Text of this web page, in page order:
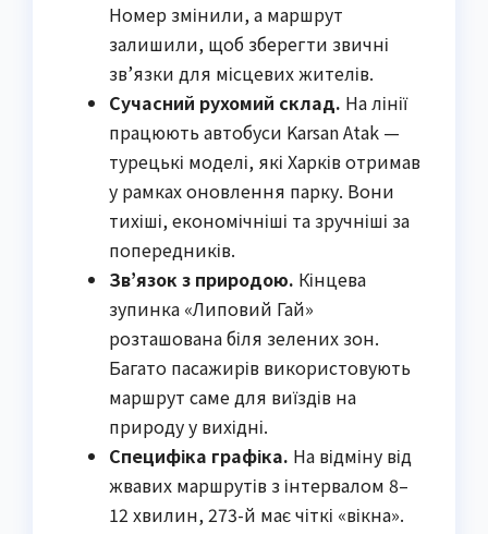
Номер змінили, а маршрут
залишили, щоб зберегти звичні
зв’язки для місцевих жителів.
Сучасний рухомий склад. На лінії
працюють автобуси Karsan Atak —
турецькі моделі, які Харків отримав
у рамках оновлення парку. Вони
тихіші, економічніші та зручніші за
попередників.
Зв’язок з природою. Кінцева
зупинка «Липовий Гай»
розташована біля зелених зон.
Багато пасажирів використовують
маршрут саме для виїздів на
природу у вихідні.
Специфіка графіка. На відміну від
жвавих маршрутів з інтервалом 8–
12 хвилин, 273-й має чіткі «вікна».